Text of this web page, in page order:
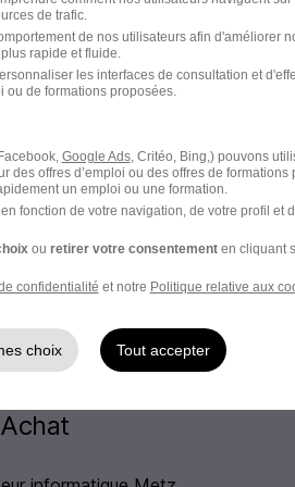
de trafic.
de nos utilisateurs afin d'améliorer
rapide et fluide.
les interfaces de consultation et
ou de formations proposées.
Google Ads, Critéo, Bing,) pouvons
des offres d’emploi ou des offres de formations
un emploi ou une formation.
fonction de votre navigation, de votre profil et
ou retirer votre consentementen cliquant
confidentialité et notre Politique relative aux
choix Tout accepter